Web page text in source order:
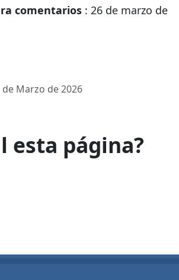
comentarios : 26 de marzo de
Marzo de 2026
esta página?